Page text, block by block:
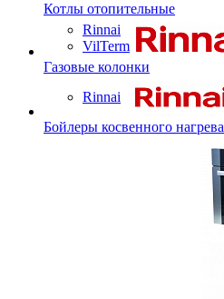
Котлы отопительные
Rinnai
VilTerm
Газовые колонки
Rinnai
Бойлеры косвенного нагрева